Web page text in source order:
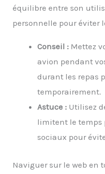
équilibre entre son
personnelle pour éviter
Conseil : Mettez
avion pendant
durant les repas
temporairement.
Astuce : Utilisez
limitent le temps
sociaux pour
Naviguer sur le web en